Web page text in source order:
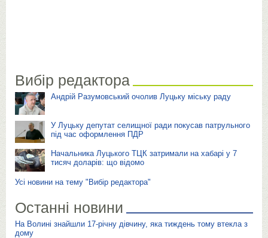
Вибір редактора
Андрій Разумовський очолив Луцьку міську раду
У Луцьку депутат селищної ради покусав патрульного
під час оформлення ПДР
Начальника Луцького ТЦК затримали на хабарі у 7
тисяч доларів: що відомо
Усі новини на тему "Вибір редактора"
Останні новини
На Волині знайшли 17-річну дівчину, яка тиждень тому втекла з
дому